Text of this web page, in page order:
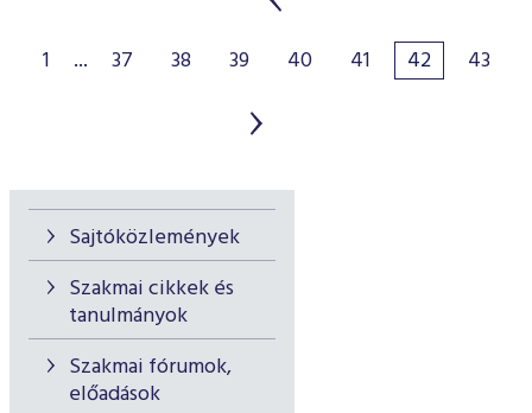
Sajtóközlemények
Szakmai cikkek és
tanulmányok
Szakmai fórumok,
előadások
1 ... 37 38 39 40 41 42 43